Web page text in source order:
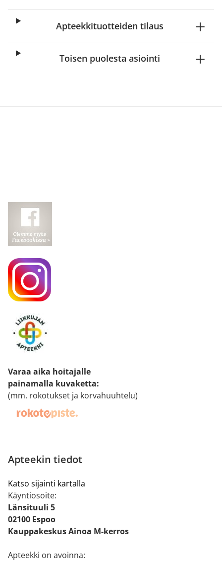
Apteekkituotteiden tilaus
Toisen puolesta asiointi
Varaa aika hoitajalle
painamalla kuvaketta:
(mm. rokotukset ja korvahuuhtelu)
Apteekin tiedot
Katso sijainti kartalla
Käyntiosoite:
Länsituuli 5
02100 Espoo
Kauppakeskus Ainoa M-kerros
Apteekki on avoinna: